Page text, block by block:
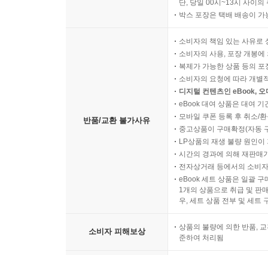
단, 당일 00시~13시 사이의
박스 포장은 택배 배송이
반품/교환 불가사유
소비자의 책임 있는 사유로
소비자의 사용, 포장 개봉
복제가 가능한 상품 등의
소비자의 요청에 따라 개별
디지털 컨텐츠인 eBook,
eBook 대여 상품은 대여 기
모바일 쿠폰 등록 후 취소/
중고상품이 구매확정(자동
LP상품의 재생 불량 원인
시간의 경과에 의해 재판매
전자상거래 등에서의 소비
eBook 세트 상품은 일괄 구
1개의 상품으로 취급 및 판
우, 세트 상품 전부 및 세트
소비자 피해보상
상품의 불량에 의한 반품,
준하여 처리됨